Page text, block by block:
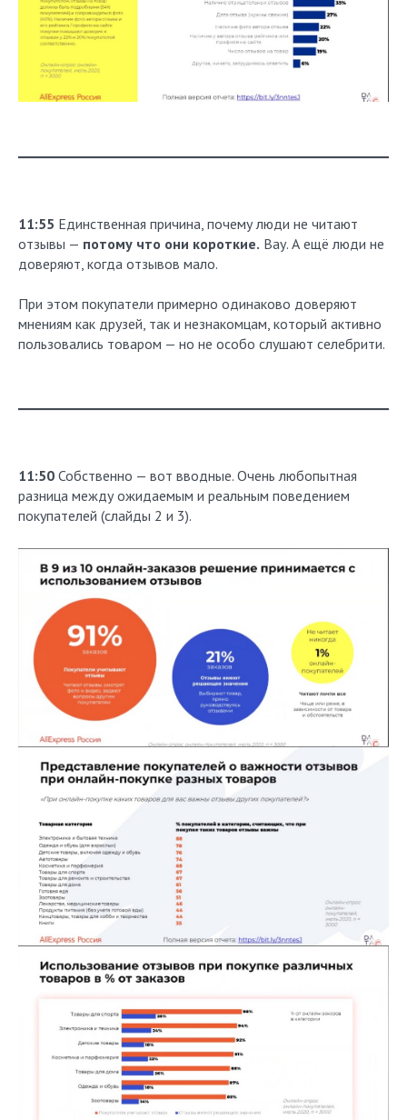
11:55 Единственная причина, почему люди не читают
отзывы — потому что они короткие. Вау. А ещё люди не
доверяют, когда отзывов мало.
При этом покупатели примерно одинаково доверяют
мнениям как друзей, так и незнакомцам, который активно
пользовались товаром — но не особо слушают селебрити.
11:50 Собственно — вот вводные. Очень любопытная
разница между ожидаемым и реальным поведением
покупателей (слайды 2 и 3).